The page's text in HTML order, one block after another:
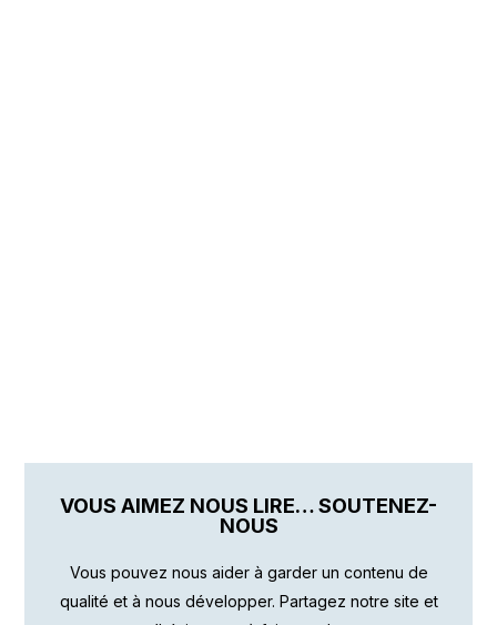
VOUS AIMEZ NOUS LIRE… SOUTENEZ-
NOUS
Vous pouvez nous aider à garder un contenu de
qualité et à nous développer. Partagez notre site et